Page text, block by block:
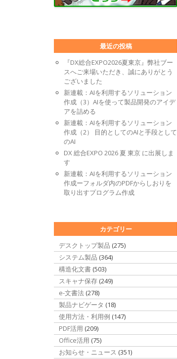
最近の投稿
『DX総合EXPO2026夏東京』弊社ブー
スへご来場いただき、誠にありがとう
ございました
新連載：AIを利用するソリューション
作成（3）AIを使って製品開発のアイデ
アを詰める
新連載：AIを利用するソリューション
作成（2） 目的としてのAIと手段として
のAI
DX 総合EXPO 2026 夏 東京 に出展しま
す
新連載：AIを利用するソリューション
作成ーフォルダ内のPDFからしおりを
取り出すプログラム作成
カテゴリー
デスクトップ製品 (275)
システム製品 (364)
構造化文書 (503)
スキャナ保存 (249)
e-文書法 (278)
製品ナビゲータ (18)
使用方法・利用例 (147)
PDF活用 (209)
Office活用 (75)
お知らせ・ニュース (351)